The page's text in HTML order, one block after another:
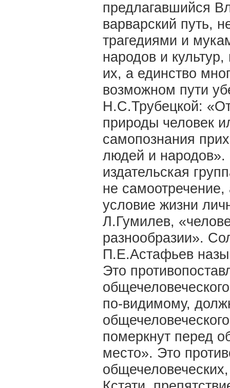
предлагавшийся
варварский путь,
трагедиями и
народов и
их, а единство
возможном пути
Н.С.Трубецкой:
природы человек
самопознания
людей и
издательская
не
условие жизни
Л.Гумилев,
разнообразии».
П.Е.Астафьев
Это
по-видимому,
померкнут перед
место». Это